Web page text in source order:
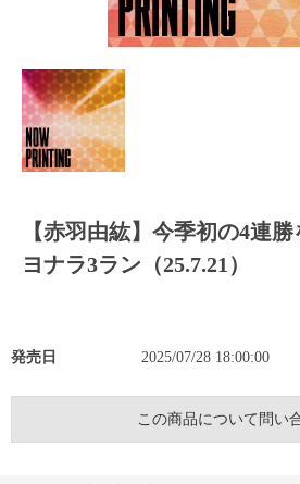
【赤羽由紘】今季初の4連
ヨナラ3ラン（25.7.21）
発売日 2025/07/28 18:00:00
この商品について問い